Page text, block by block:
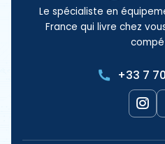
Le spécialiste en
France qui livre chez
+33 7